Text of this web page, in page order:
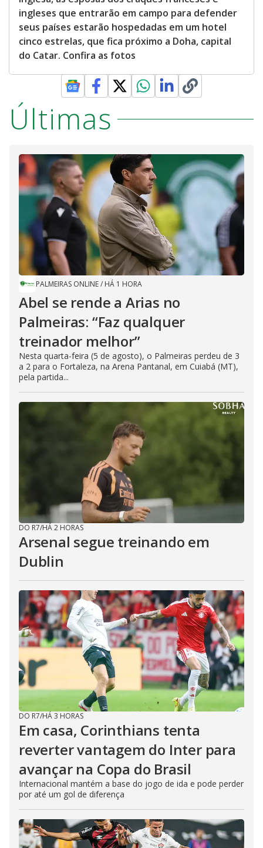
ingleses que entrarão em campo para defender
seus países estarão hospedadas em um hotel
cinco estrelas, que fica próximo a Doha, capital
do Catar. Confira as fotos
Últimas
PALMEIRAS ONLINE/ HÁ 1 HORA
Abel se rende a Arias no
Palmeiras: “Faz qualquer
treinador melhor”
Nesta quarta-feira (5 de agosto), o Palmeiras perdeu de 3
a 2 para o Fortaleza, na Arena Pantanal, em Cuiabá (MT),
pela partida...
DO R7/HÁ 2 HORAS
Arsenal segue treinando em
Dublin
DO R7/HÁ 3 HORAS
Em casa, Corinthians tenta
reverter vantagem do Inter para
avançar na Copa do Brasil
Internacional mantém a base do jogo de ida e pode perder
por até um gol de diferença